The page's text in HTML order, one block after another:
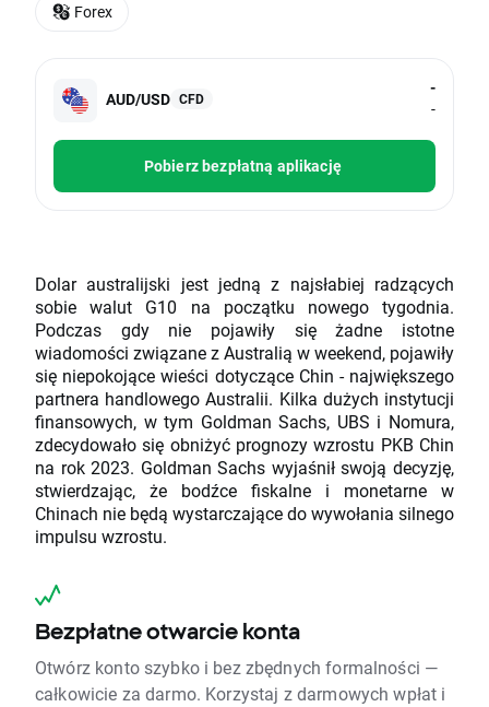
AUD/USD CFD
-
-
Pobierz bezpłatną aplikację
Dolar australijski jest jedną z najsłabiej radzących
sobie walut G10 na początku nowego tygodnia.
Podczas gdy nie pojawiły się żadne istotne
wiadomości związane z Australią w weekend, pojawiły
się niepokojące wieści dotyczące Chin - największego
partnera handlowego Australii. Kilka dużych instytucji
finansowych, w tym Goldman Sachs, UBS i Nomura,
zdecydowało się obniżyć prognozy wzrostu PKB Chin
na rok 2023. Goldman Sachs wyjaśnił swoją decyzję,
stwierdzając, że bodźce fiskalne i monetarne w
Chinach nie będą wystarczające do wywołania silnego
impulsu wzrostu.
Bezpłatne otwarcie konta
Otwórz konto szybko i bez zbędnych formalności —
całkowicie za darmo. Korzystaj z darmowych wpłat i
Forex